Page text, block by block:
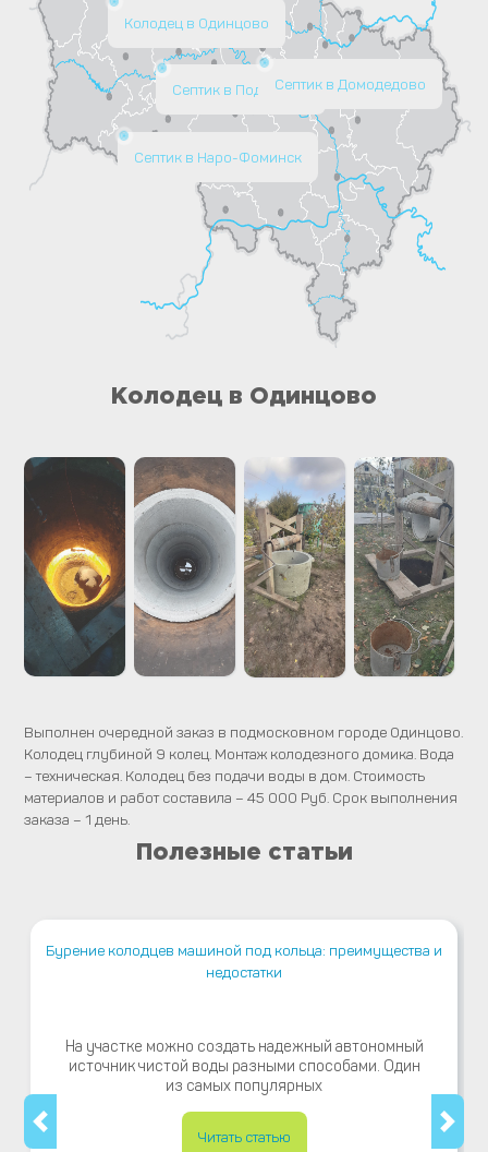
Колодец в Одинцово
Септик в Подольске
Септик в Наро-Фоминск
Септик в Домодедово
Колодец в Одинцово
Выполнен очередной заказ в подмосковном городе Одинцово.
Колодец глубиной 9 колец. Монтаж колодезного домика. Вода
– техническая. Колодец без подачи воды в дом. Стоимость
материалов и работ составила – 45 000 Руб. Срок выполнения
заказа – 1 день.
Полезные статьи
Бурение колодцев машиной под кольца: преимущества и
недостатки
На участке можно создать надежный автономный
источник чистой воды разными способами. Один
из самых популярных
Читать статью